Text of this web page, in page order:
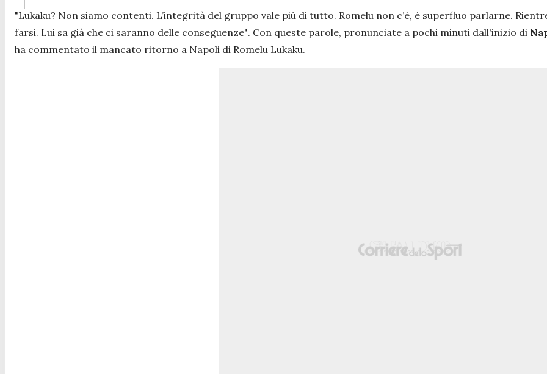
"Lukaku? Non siamo contenti. L’integrità del gruppo vale più di tutto. Romelu non c’è, è superfluo parlarne.
farsi. Lui sa già che ci saranno delle conseguenze". Con queste parole, pronunciate a pochi minuti dall'inizio di
ha commentato il mancato ritorno a Napoli di Romelu Lukaku.